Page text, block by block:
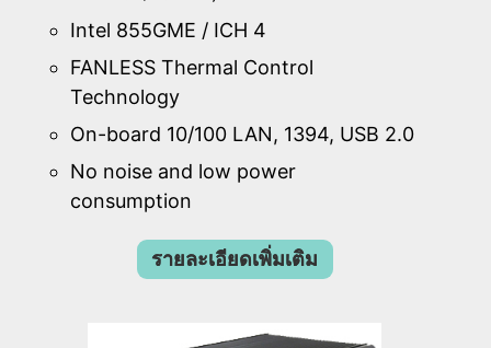
Intel 855GME / ICH 4
FANLESS Thermal Control
Technology
On-board 10/100 LAN, 1394, USB 2.0
No noise and low power
consumption
รายละเอียดเพิ่มเติม